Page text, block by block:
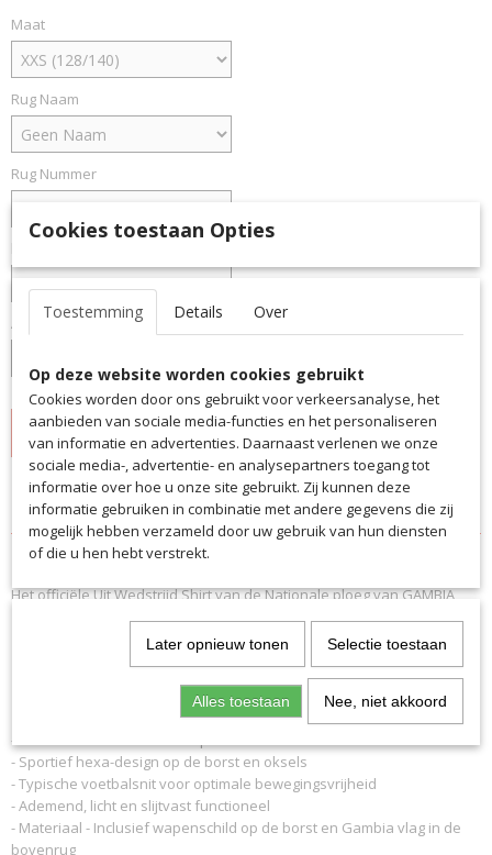
Maat
Rug Naam
Rug Nummer
Aantal
IN WINKELWAGEN
Specificaties
Productcode
EAN code
Productcode leverancier
Omschrijving
Het officiële Uit Wedstrijd Shirt van de Nationale ploeg van GAMBIA
- Merchandise artikelen zijn géén standaard voorraad artikelen,
waardoor de levertijd langer is dan normaal.
- Deze kunnen dan ook NIET geretourneerd worden
- Moderne V-hals voor een sportieve look
- Sportief hexa-design op de borst en oksels
- Typische voetbalsnit voor optimale bewegingsvrijheid
- Ademend, licht en slijtvast functioneel
- Materiaal - Inclusief wapenschild op de borst en Gambia vlag in de
bovenrug
Cookies toestaan Opties
Toestemming Details Over
Op deze website worden cookies gebruikt
Cookies worden door ons gebruikt voor verkeersanalyse, het
aanbieden van sociale media-functies en het personaliseren
van informatie en advertenties. Daarnaast verlenen we onze
sociale media-, advertentie- en analysepartners toegang tot
informatie over hoe u onze site gebruikt. Zij kunnen deze
informatie gebruiken in combinatie met andere gegevens die zij
mogelijk hebben verzameld door uw gebruik van hun diensten
of die u hen hebt verstrekt.
Later opnieuw tonen Selectie toestaan
Alles toestaan Nee, niet akkoord